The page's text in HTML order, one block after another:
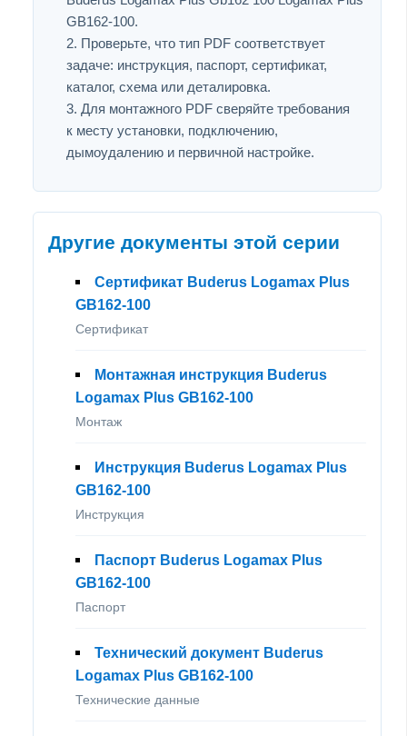
GB162-100.
Проверьте, что тип PDF соответствует
задаче: инструкция, паспорт, сертификат,
каталог, схема или деталировка.
Для монтажного PDF сверяйте требования
к месту установки, подключению,
дымоудалению и первичной настройке.
Другие документы этой серии
Сертификат Buderus Logamax Plus
GB162-100
Сертификат
Монтажная инструкция Buderus
Logamax Plus GB162-100
Монтаж
Инструкция Buderus Logamax Plus
GB162-100
Инструкция
Паспорт Buderus Logamax Plus
GB162-100
Паспорт
Технический документ Buderus
Logamax Plus GB162-100
Технические данные